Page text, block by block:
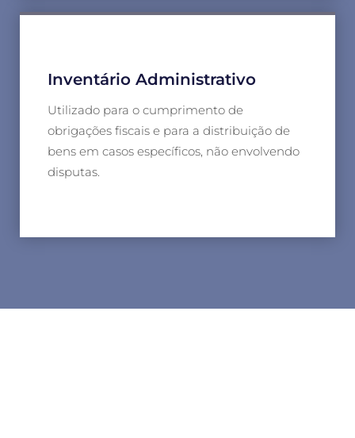
Inventário Administrativo
Utilizado para o cumprimento de
obrigações fiscais e para a distribuição de
bens em casos específicos, não envolvendo
disputas.